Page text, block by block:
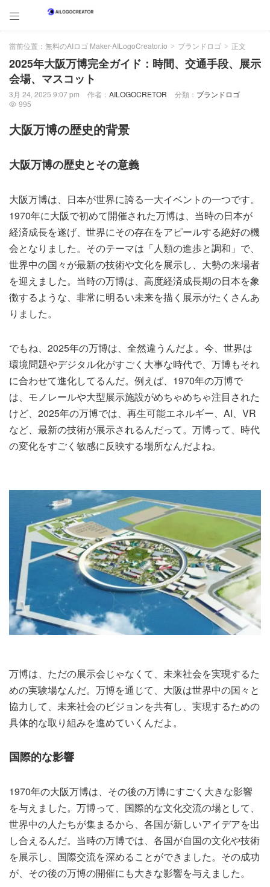

當前位置： 無料のAIロゴ Maker-AILogoCreator.io > ブランドロゴ > 正文
2025年大阪万博完全ガイド：時間、交通手段、展示
会場、マスコット
3月 24, 2025 9:07 pm 作者： AILOGOCRETOR 分類： ブランドロゴ
 995
大阪万博の歴史的背景
大阪万博の歴史とその意義
大阪万博は、日本が世界に誇る一大イベントの一つです。
1970年に大阪で初めて開催された万博は、当時の日本が
経済成長を遂げ、世界にその存在をアピールする絶好の機
会となりました。そのテーマは「人類の進歩と調和」で、
世界中の国々が最新の技術や文化を展示し、大勢の来場者
を迎えました。当時の万博は、高度経済成長期の日本を象
徴するような、非常に明るい未来を描く展示がたくさんあ
りました。
でもね、2025年の万博は、全然違うんだよ。今、世界は
環境問題やデジタル化がすごく大事な時代で、万博もそれ
に合わせて進化してるんだ。例えば、1970年の万博で
は、モノレールや大型展示施設がめちゃめちゃ注目された
けど、2025年の万博では、再生可能エネルギー、AI、VR
など、最新の技術が展示されるんだって。万博って、時代
の変化をすごく敏感に反映する場所なんだよね。
万博は、ただの展示会じゃなくて、未来社会を実現するた
めの実験場なんだ。万博を通じて、大阪は世界中の国々と
協力して、未来社会のビジョンを共有し、実現するための
具体的な取り組みを進めていくんだよ。
国際的な影響
1970年の大阪万博は、その後の万博にすごく大きな影響
を与えました。万博って、国際的な文化交流の場として、
世界中の人たちが集まるから、各国が新しいアイデアを出
し合えるんだ。当時の万博では、各国が自国の文化や技術
を展示し、国際交流を深めることができました。その成功
が、その後の万博の開催にも大きな影響を与えました。